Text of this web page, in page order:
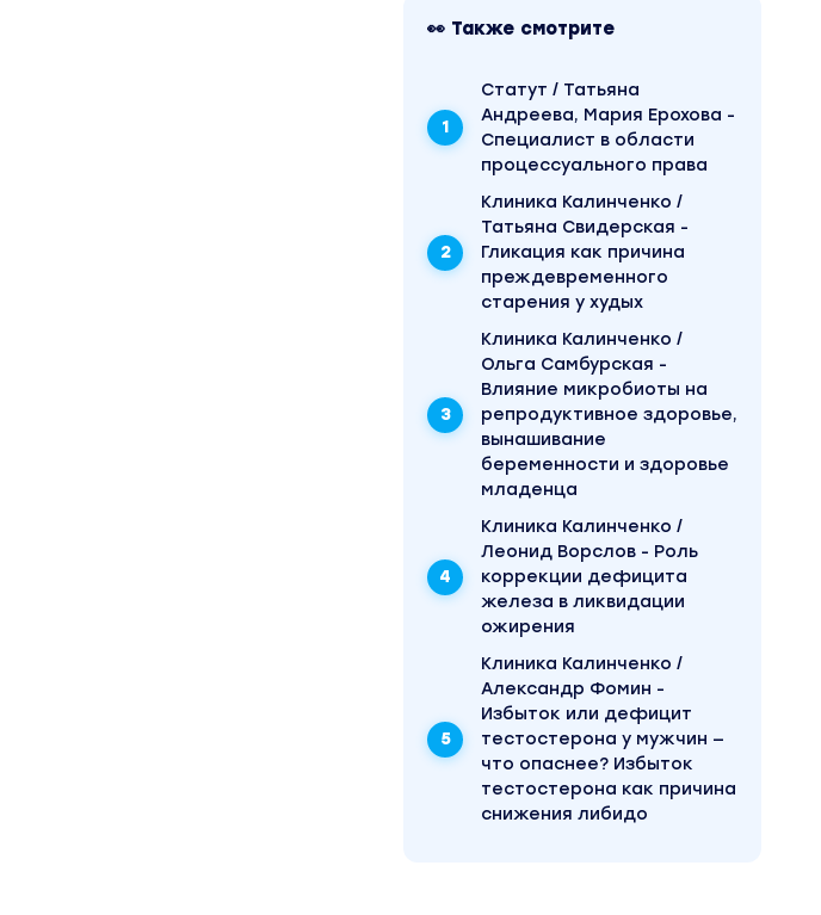
👀 Также смотрите
Статут / Татьяна
Андреева, Мария Ерохова -
Специалист в области
процессуального права
Клиника Калинченко /
Татьяна Свидерская -
Гликация как причина
преждевременного
старения у худых
Клиника Калинченко /
Ольга Самбурская -
Влияние микробиоты на
репродуктивное здоровье,
вынашивание
беременности и здоровье
младенца
Клиника Калинченко /
Леонид Ворслов - Роль
коррекции дефицита
железа в ликвидации
ожирения
Клиника Калинченко /
Александр Фомин -
Избыток или дефицит
тестостерона у мужчин —
что опаснее? Избыток
тестостерона как причина
снижения либидо